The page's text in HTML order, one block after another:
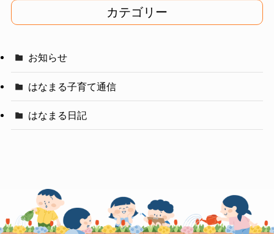
イ
ブ
カテゴリー
お知らせ
はなまる子育て通信
はなまる日記